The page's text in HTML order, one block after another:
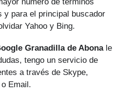
y para el principal buscador
Yahoo y Bing.
Granadilla de Abonale
tengo un servicio de
a través de Skype,
Email.